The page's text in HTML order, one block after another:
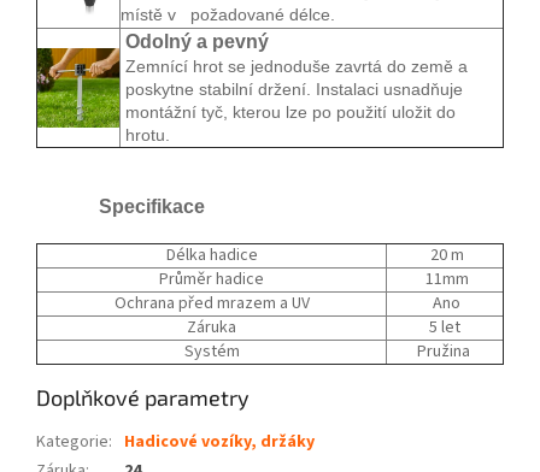
místě v požadované délce.
Odolný a pevný
Zemnící hrot se jednoduše zavrtá do země a
poskytne stabilní držení. Instalaci usnadňuje
montážní tyč, kterou lze po použití uložit do
hrotu.
Specifikace
Délka hadice
20 m
Průměr hadice
11mm
Ochrana před mrazem a UV
Ano
Záruka
5 let
Systém
Pružina
Doplňkové parametry
Kategorie: Hadicové vozíky, držáky